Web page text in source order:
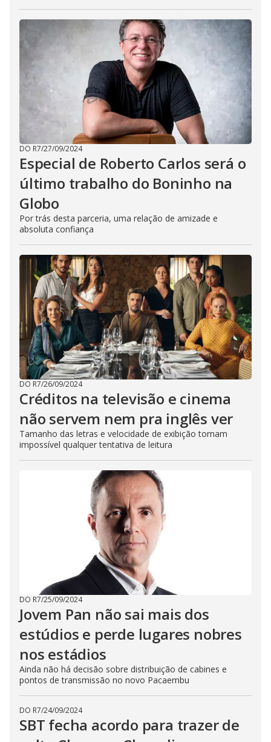
DO R7/27/09/2024
Especial de Roberto Carlos será o
último trabalho do Boninho na
Globo
Por trás desta parceria, uma relação de amizade e
absoluta confiança
DO R7/26/09/2024
Créditos na televisão e cinema
não servem nem pra inglês ver
Tamanho das letras e velocidade de exibição tornam
impossível qualquer tentativa de leitura
DO R7/25/09/2024
Jovem Pan não sai mais dos
estúdios e perde lugares nobres
nos estádios
Ainda não há decisão sobre distribuição de cabines e
pontos de transmissão no novo Pacaembu
DO R7/24/09/2024
SBT fecha acordo para trazer de